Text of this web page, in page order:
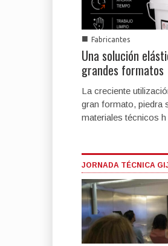
■ Fabricantes
Una solución
grandes formatos
La creciente
gran formato, piedra
materiales técnicos h
JORNADA TÉCNICA